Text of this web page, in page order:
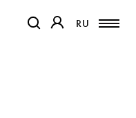
RU
RU